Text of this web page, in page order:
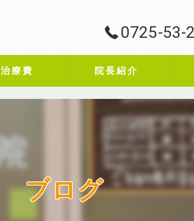
0725-53-
治療費 院長紹介
ブログ